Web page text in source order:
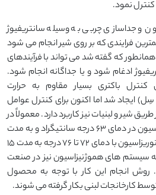
و جداسازی چربی به وسیله سانتریفیوژ
فرایندی که بر روی شیر انجام می شود
که گفته شد می تواند با فرآیندهای
ادغام شود و یا جداگانه انجام شود.
کنترل باکتری بسیار مقاوم به حرارت
ایجاد شد اما اکنون برای کنترل عوامل
شیر و لبنیات نیز کاربرد دارد. معمولاً در
صنعت لبنیات فرایند پاستوریزاسیون در دمای ۶۳ درجه سانتیگراد و به مدت
۳۰ دقیقه انجام می شود. پاستوریزاسیون با دمای ۷۲ تا ۷۶ درجه به مدت ۱۵
البته سیستم های هموژنیزاسیون نیز در صنعت
روش انجام این کار با توجه به محصول
کارخانجات لبنی بکار گرفته می شوند.